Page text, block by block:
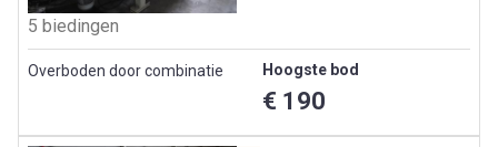
5 biedingen
Overboden door combinatie Hoogste bod
€ 190